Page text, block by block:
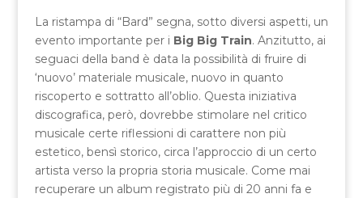
La ristampa di “Bard” segna, sotto diversi aspetti, un
evento importante per i Big Big Train. Anzitutto, ai
seguaci della band è data la possibilità di fruire di
‘nuovo’ materiale musicale, nuovo in quanto
riscoperto e sottratto all’oblio. Questa iniziativa
discografica, però, dovrebbe stimolare nel critico
musicale certe riflessioni di carattere non più
estetico, bensì storico, circa l’approccio di un certo
artista verso la propria storia musicale. Come mai
recuperare un album registrato più di 20 anni fa e